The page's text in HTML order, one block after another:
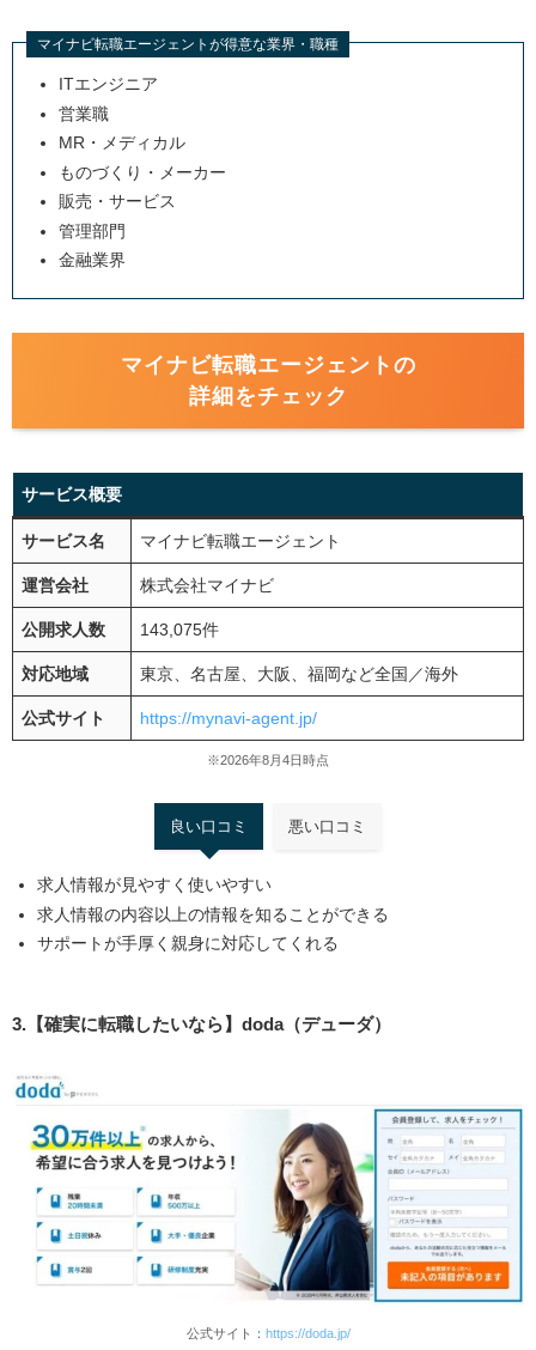
マイナビ転職エージェントが得意な業界・職種
ITエンジニア
営業職
MR・メディカル
ものづくり・メーカー
販売・サービス
管理部門
金融業界
マイナビ転職エージェントの
詳細をチェック
サービス概要
サービス名 マイナビ転職エージェント
運営会社 株式会社マイナビ
公開求人数 143,075件
対応地域 東京、名古屋、大阪、福岡など全国／海外
公式サイト https://mynavi-agent.jp/
※2026年8月4日時点
良い口コミ 悪い口コミ
求人情報が見やすく使いやすい
求人情報の内容以上の情報を知ることができる
サポートが手厚く親身に対応してくれる
3.【確実に転職したいなら】doda（デューダ）
公式サイト： https://doda.jp/